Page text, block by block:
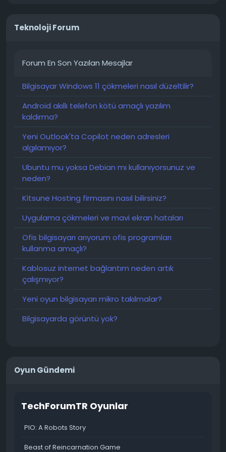
Teknoloji Forum
Forum En Son Yazılan Mesajlar
Bilgisayar Windows 11 çökmeleri nasıl düzeltilir?
Android akıllı telefon kötü amaçlı yazılım
kaldırma?
Yeni Outlook'ta Copilot neden adresleri
algılamıyor?
Ubuntu mu yoksa Debian mı kullanıyorsunuz ve
neden?
Kitsune Hosting firmasını nasıl bilirsiniz?
Uygulama çökmeleri ve mavi ekran hataları
Ofis bilgisayarı arıyorum ofis programları
kullanma amaçlı?
Kablosuz internet bağlantım neden artık
çalışmıyor?
Yeni oyun bilgisayarı mikro takılmalar?
Bilgisayarda görüntü yok?
Oyun Gündemi
TechForumTR Oyunlar
PIO: A Robots Story
Beast of Reincarnation Game